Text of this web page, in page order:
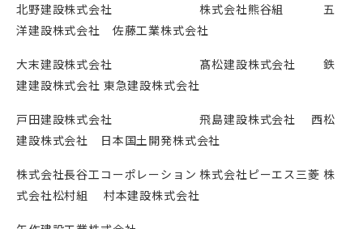
北野建設株式会社 株式会社熊谷組 五
洋建設株式会社 佐藤工業株式会社
大末建設株式会社 髙松建設株式会社 鉄
建建設株式会社 東急建設株式会社
戸田建設株式会社 飛島建設株式会社 西松
建設株式会社 日本国土開発株式会社
株式会社長谷工コーポレーション 株式会社ピーエス三菱 株
式会社松村組 村本建設株式会社